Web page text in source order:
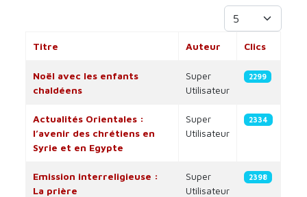
Afficher #
Titre Auteur Clics
Noël avec les enfants
chaldéens
Super
Utilisateur
2299
Actualités Orientales :
l’avenir des chrétiens en
Syrie et en Egypte
Super
Utilisateur
2334
Emission interreligieuse :
La prière
Super
Utilisateur
2398